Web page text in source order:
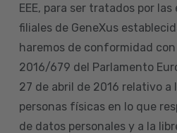
EEE, para ser tratados por
filiales de GeneXus
haremos de conformidad
2016/679 del Parlamento
27 de abril de 2016 relativo a
personas físicas en lo que
de datos personales y a la